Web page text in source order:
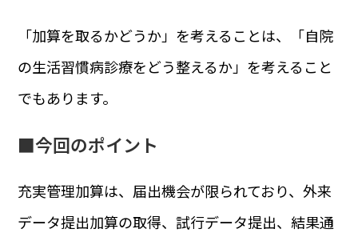
「加算を取るかどうか」を考えることは、「自院
の生活習慣病診療をどう整えるか」を考えること
でもあります。
■今回のポイント
充実管理加算は、届出機会が限られており、外来
データ提出加算の取得、試行データ提出、結果通